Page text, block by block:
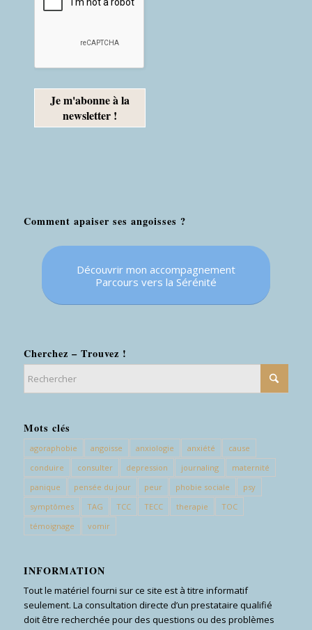
Comment apaiser ses angoisses ?
Découvrir mon accompagnement
Parcours vers la Sérénité
Cherchez – Trouvez !
Mots clés
agoraphobie angoisse anxiologie anxiété
cause
conduire
consulter depression journaling
maternité
panique
pensée du jour peur phobie sociale
psy
symptômes
TAG TCC TECC therapie
TOC
témoignage
vomir
INFORMATION
Tout le matériel fourni sur ce site est à titre informatif
seulement. La consultation directe d’un prestataire qualifié
doit être recherchée pour des questions ou des problèmes